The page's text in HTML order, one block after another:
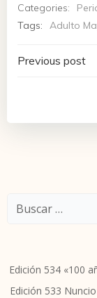
Categories:
Tags:
Adulto
Previous post
Buscar:
Edición 534 «100
Edición 533